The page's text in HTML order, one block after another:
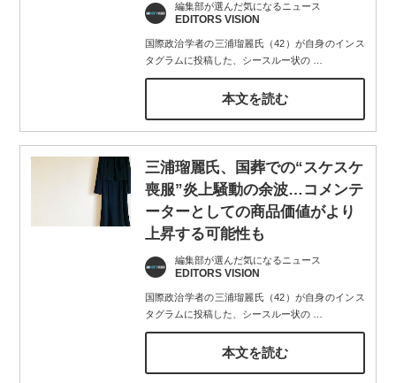
編集部が選んだ気になるニュース
EDITORS VISION
国際政治学者の三浦瑠麗氏（42）が自身のインス
タグラムに投稿した、シースルー状の…
本文を読む
三浦瑠麗氏、国葬での“スケスケ
喪服”炎上騒動の余波…コメンテ
ーターとしての商品価値がより
上昇する可能性も
編集部が選んだ気になるニュース
EDITORS VISION
国際政治学者の三浦瑠麗氏（42）が自身のインス
タグラムに投稿した、シースルー状の…
本文を読む